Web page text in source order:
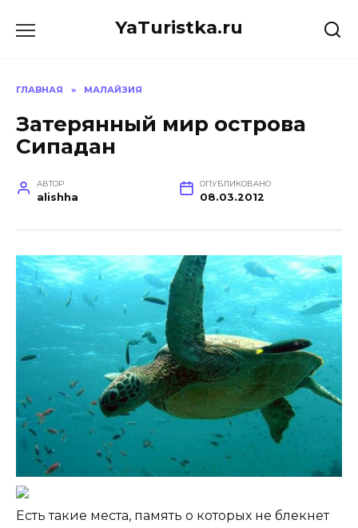
YaTuristka.ru
ГЛАВНАЯ » МАЛАЙЗИЯ
Затерянный мир острова
Сипадан
АВТОР
alishha
ОПУБЛИКОВАНО
08.03.2012
Есть такие места, память о которых не блекнет